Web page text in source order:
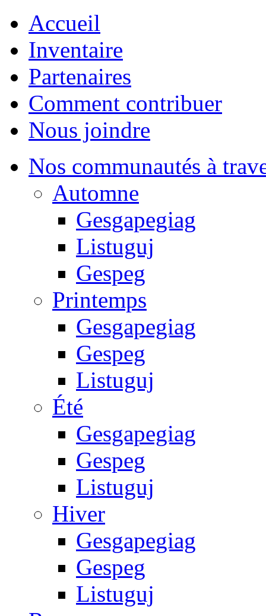
Accueil
Inventaire
Partenaires
Comment contribuer
Nous joindre
Nos communautés à
Automne
Gesgapegiag
Listuguj
Gespeg
Printemps
Gesgapegiag
Gespeg
Listuguj
Été
Gesgapegiag
Gespeg
Listuguj
Hiver
Gesgapegiag
Gespeg
Listuguj